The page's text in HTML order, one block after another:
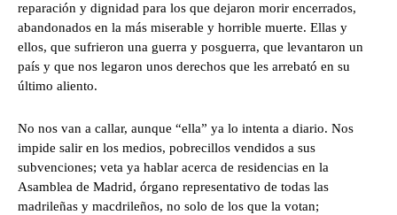
reparación y dignidad para los que dejaron morir encerrados,
abandonados en la más miserable y horrible muerte. Ellas y
ellos, que sufrieron una guerra y posguerra, que levantaron un
país y que nos legaron unos derechos que les arrebató en su
último aliento.
No nos van a callar, aunque “ella” ya lo intenta a diario. Nos
impide salir en los medios, pobrecillos vendidos a sus
subvenciones; veta ya hablar acerca de residencias en la
Asamblea de Madrid, órgano representativo de todas las
madrileñas y macdrileños, no solo de los que la votan;